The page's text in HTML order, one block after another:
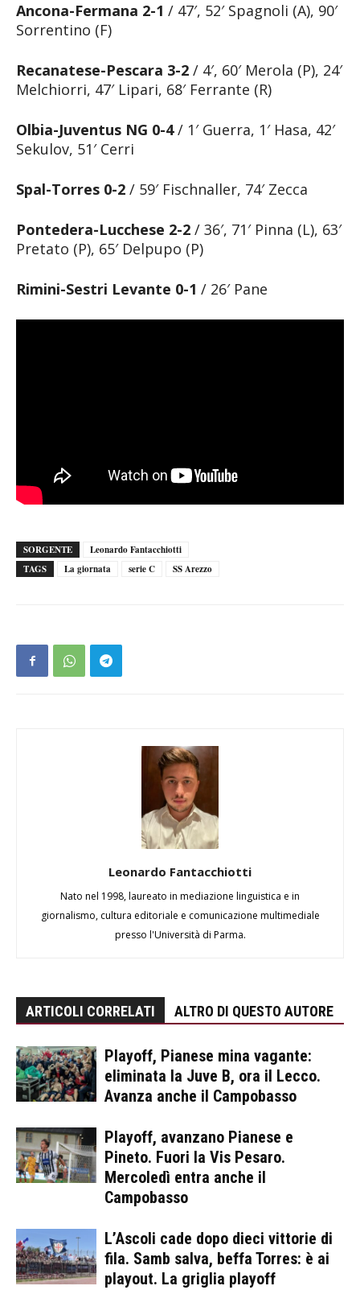
Ancona-Fermana 2-1 / 47′, 52′ Spagnoli (A), 90′
Sorrentino (F)
Recanatese-Pescara 3-2 / 4′, 60′ Merola (P), 24′
Melchiorri, 47′ Lipari, 68′ Ferrante (R)
Olbia-Juventus NG 0-4/ 1′ Guerra, 1′ Hasa, 42′
Sekulov, 51′ Cerri
Spal-Torres 0-2 / 59′ Fischnaller, 74′ Zecca
Pontedera-Lucchese 2-2 / 36′, 71′ Pinna (L), 63′
Pretato (P), 65′ Delpupo (P)
Rimini-Sestri Levante 0-1 / 26′ Pane
SORGENTE
Leonardo Fantacchiotti
TAGS
La giornata serie C SS Arezzo
Leonardo Fantacchiotti
Nato nel 1998, laureato in mediazione linguistica e in
giornalismo, cultura editoriale e comunicazione multimediale
presso l'Università di Parma.
ARTICOLI CORRELATI ALTRO DI QUESTO AUTORE
Playoff, Pianese mina vagante:
eliminata la Juve B, ora il Lecco.
Avanza anche il Campobasso
Playoff, avanzano Pianese e
Pineto. Fuori la Vis Pesaro.
Mercoledì entra anche il
Campobasso
L’Ascoli cade dopo dieci vittorie di
fila. Samb salva, beffa Torres: è ai
playout. La griglia playoff